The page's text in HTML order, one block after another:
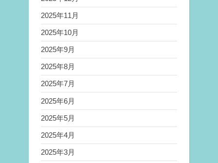
2025年11月
2025年10月
2025年9月
2025年8月
2025年7月
2025年6月
2025年5月
2025年4月
2025年3月